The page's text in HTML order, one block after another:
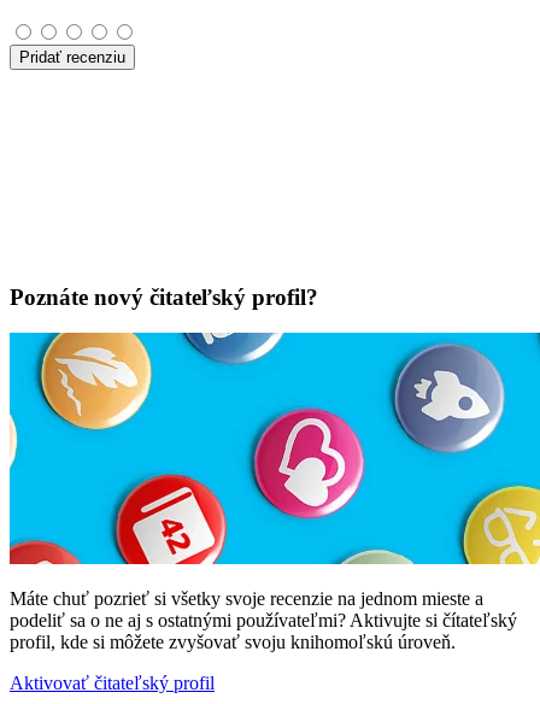
Pridať recenziu
Poznáte nový čitateľský profil?
Máte chuť pozrieť si všetky svoje recenzie na jednom mieste a
podeliť sa o ne aj s ostatnými používateľmi? Aktivujte si čítateľský
profil, kde si môžete zvyšovať svoju knihomoľskú úroveň.
Aktivovať čitateľský profil